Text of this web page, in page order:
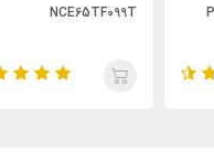
NCE65TF099T